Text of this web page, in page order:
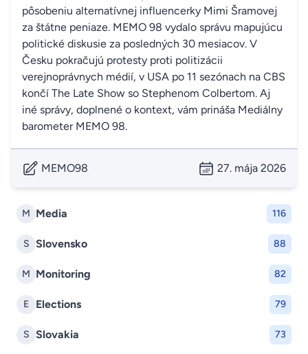
M Media 116
S Slovensko 88
M Monitoring 82
E Elections 79
S Slovakia 73
pôsobeniu alternatívnej influencerky Mimi Šramovej
za štátne peniaze. MEMO 98 vydalo správu mapujúcu
politické diskusie za posledných 30 mesiacov. V
Česku pokračujú protesty proti politizácii
verejnoprávnych médií, v USA po 11 sezónach na CBS
končí The Late Show so Stephenom Colbertom. Aj
iné správy, doplnené o kontext, vám prináša Mediálny
barometer MEMO 98.
MEMO98 27. mája 2026